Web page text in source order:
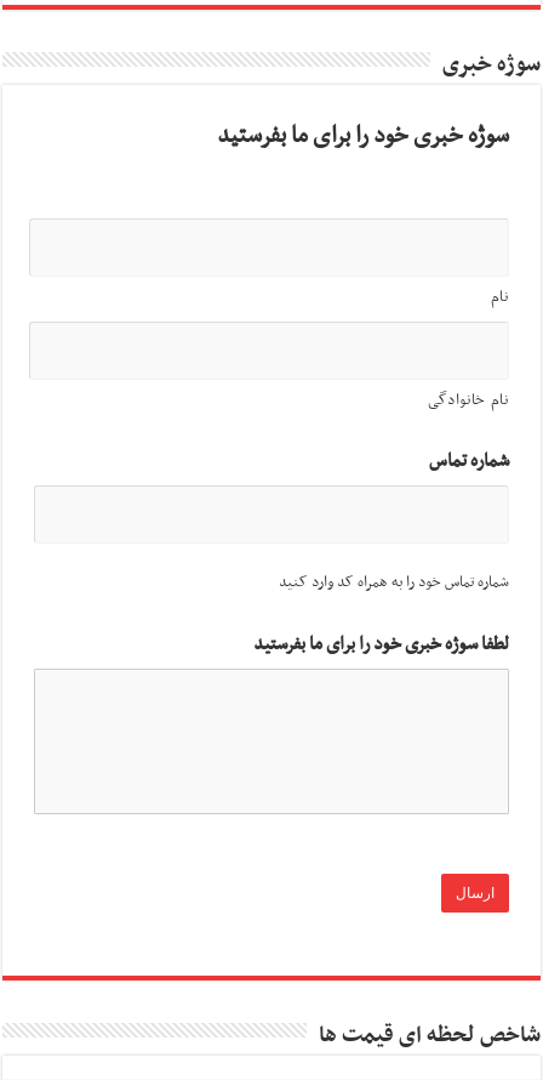
سوژه خبری
سوژه خبری خود را برای ما بفرستید
نام
نام خانوادگی
شماره تماس
شماره تماس خود را به همراه کد وارد کنید
لطفا سوژه خبری خود را برای ما بفرستید
شاخص لحظه ای قیمت ها